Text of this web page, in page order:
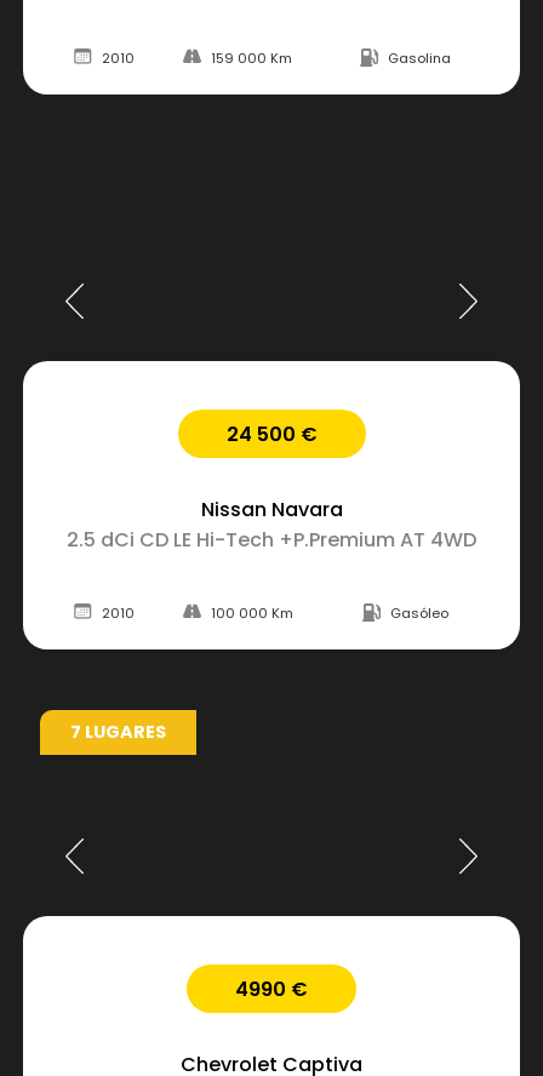
2010 159 000 Km Gasolina
24 500 €
Nissan Navara
2.5 dCi CD LE Hi-Tech +P.Premium AT 4WD
2010 100 000 Km Gasóleo
4990 €
Chevrolet Captiva
7 LUGARES